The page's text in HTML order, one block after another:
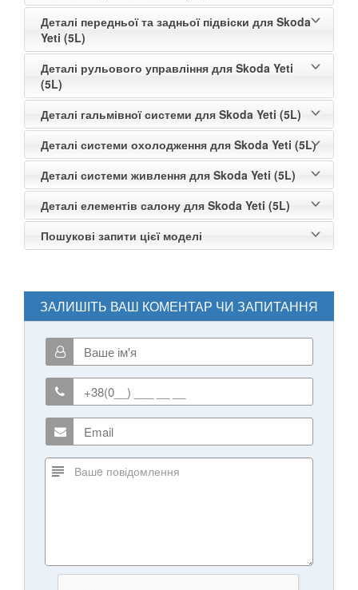
Деталі передньої та задньої підвіски для Skoda
Yeti (5L)
Деталі рульового управління для Skoda Yeti
(5L)
Деталі гальмівної системи для Skoda Yeti (5L)
Деталі системи охолодження для Skoda Yeti (5L)
Деталі системи живлення для Skoda Yeti (5L)
Деталі елементів салону для Skoda Yeti (5L)
Пошукові запити цієї моделі
ЗАЛИШІТЬ ВАШ КОМЕНТАР ЧИ ЗАПИТАННЯ